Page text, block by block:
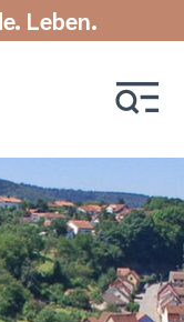
Leben.